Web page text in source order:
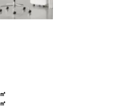
㎡
㎡